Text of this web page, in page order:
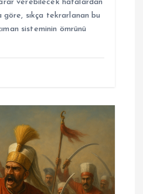
verebilecek hatalardan
göre, sıkça tekrarlanan bu
sisteminin ömrünü